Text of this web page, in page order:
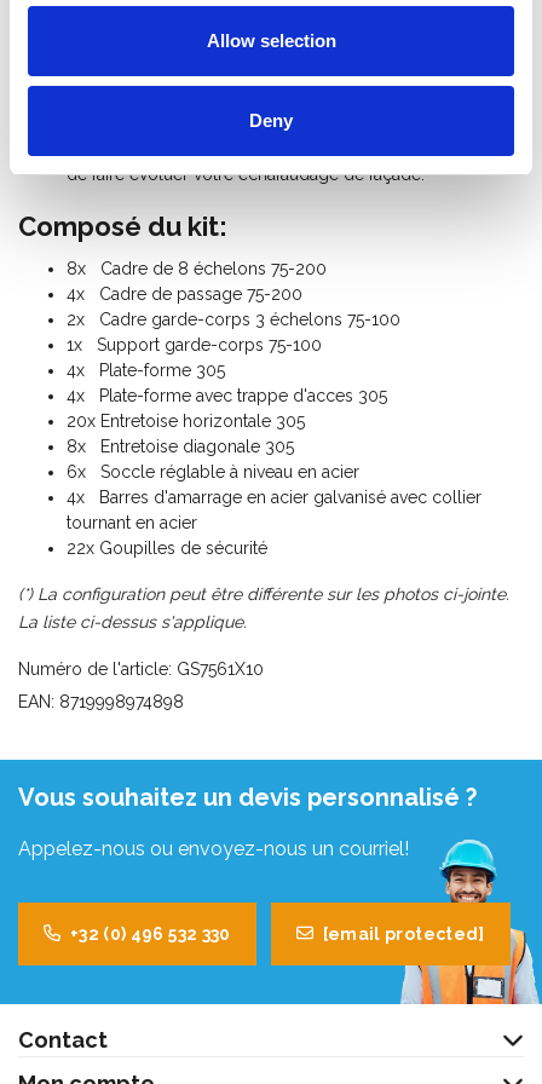
Allow selection
Deny
Echafaudage Classe II (150 Kg/m²)
Garantie: 5 ans
Tous les éléments sont livrables séparément pour vous
de faire évoluer votre échafaudage de façade.
Composé du kit:
8x Cadre de 8 échelons 75-200
4x Cadre de passage 75-200
2x Cadre garde-corps 3 échelons 75-100
1x Support garde-corps 75-100
4x Plate-forme 305
4x Plate-forme avec trappe d'acces 305
20x Entretoise horizontale 305
8x Entretoise diagonale 305
6x Soccle réglable à niveau en acier
4x Barres d'amarrage en acier galvanisé avec collier
tournant en acier
22x Goupilles de sécurité
(*) La configuration peut être différente sur les photos ci-jointe.
La liste ci-dessus s'applique.
Numéro de l'article: GS7561X10
EAN: 8719998974898
Vous souhaitez un devis personnalisé ?
Appelez-nous ou envoyez-nous un courriel!
+32 (0) 496 532 330 [email protected]
Contact